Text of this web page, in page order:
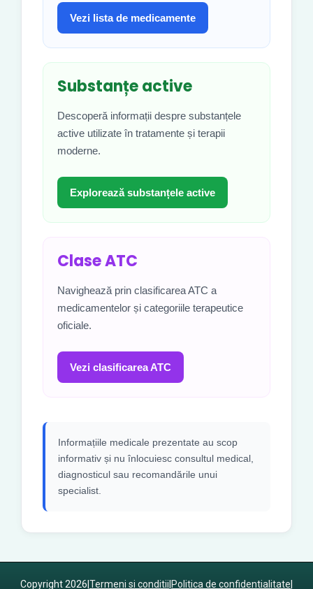
Vezi lista de medicamente
Substanțe active
Descoperă informații despre substanțele
active utilizate în tratamente și terapii
moderne.
Explorează substanțele active
Clase ATC
Navighează prin clasificarea ATC a
medicamentelor și categoriile terapeutice
oficiale.
Vezi clasificarea ATC
Informațiile medicale prezentate au scop
informativ și nu înlocuiesc consultul medical,
diagnosticul sau recomandările unui
specialist.
Copyright 2026 Termeni si conditii Politica de confidentialitate